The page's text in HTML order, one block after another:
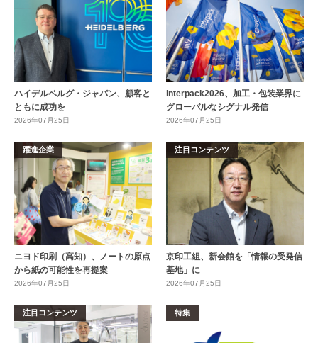
ハイデルベルグ・ジャパン、顧客と
ともに成功を
2026年07月25日
interpack2026、加工・包装業界に
グローバルなシグナル発信
2026年07月25日
躍進企業
ニヨド印刷（高知）、ノートの原点
から紙の可能性を再提案
2026年07月25日
注目コンテンツ
京印工組、新会館を「情報の受発信
基地」に
2026年07月25日
注目コンテンツ 特集